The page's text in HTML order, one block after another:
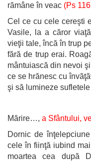
rămâne în veac (Ps
Cel ce cu cele cereşti
Vasile, la a căror
vieţii tale, încă în trup
fără de trup erai.
mântuiască din nevoi
ce se hrănesc cu
şi să lumineze
Mărire…, a Sfântului,
Dornic de
cele în fiinţă iubind
moartea cea după